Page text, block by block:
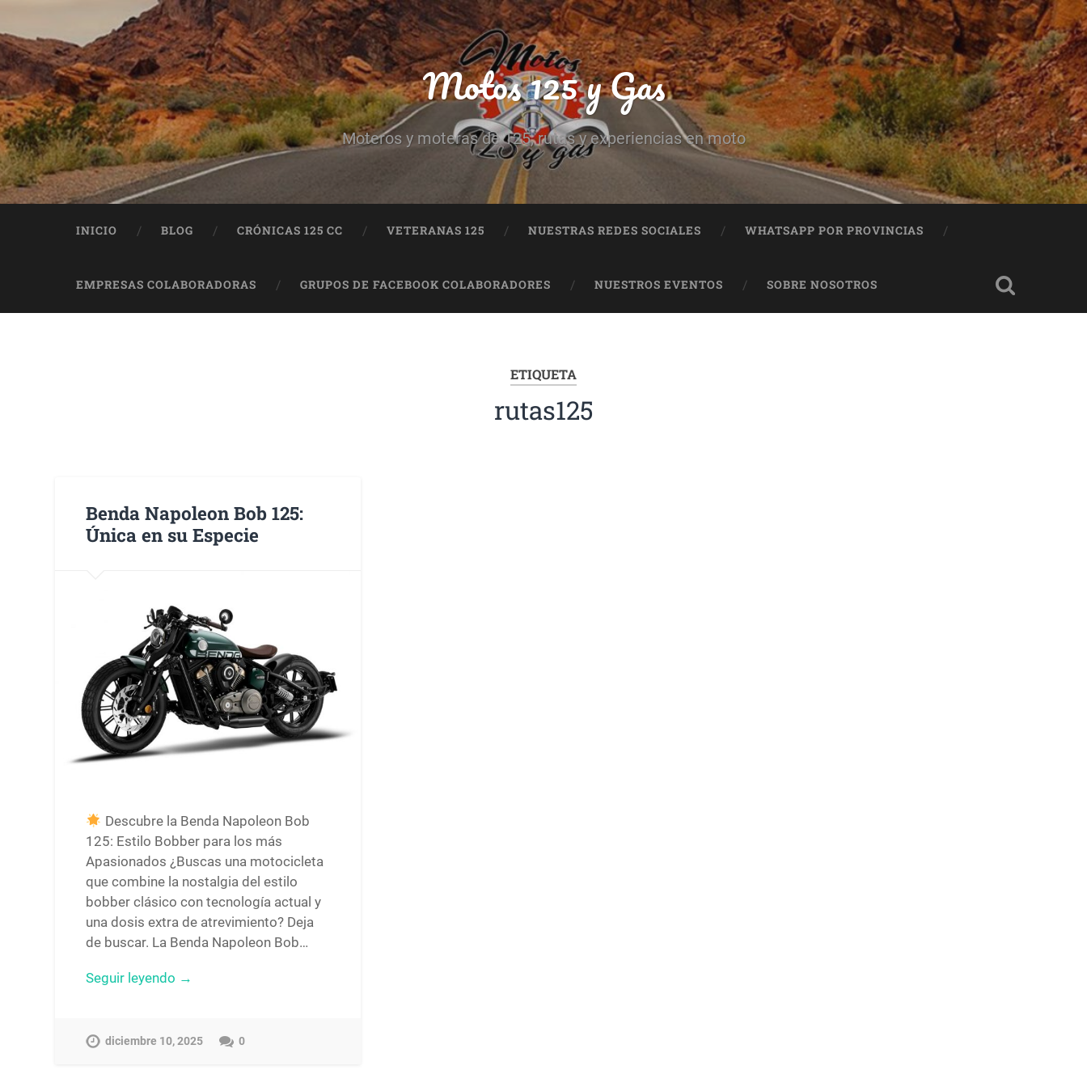
Motos 125 y Gas
Moteros y moteras de 125, rutas y experiencias en moto
INICIO BLOG CRÓNICAS 125 CC VETERANAS 125 NUESTRAS REDES SOCIALES WHATSAPP POR PROVINCIAS
EMPRESAS COLABORADORAS GRUPOS DE FACEBOOK COLABORADORES NUESTROS EVENTOS SOBRE NOSOTROS
ETIQUETA
rutas125
Benda Napoleon Bob 125:
Única en su Especie
Descubre la Benda Napoleon Bob
125: Estilo Bobber para los más
Apasionados ¿Buscas una motocicleta
que combine la nostalgia del estilo
bobber clásico con tecnología actual y
una dosis extra de atrevimiento? Deja
de buscar. La Benda Napoleon Bob…
Seguir leyendo →
diciembre 10, 2025 0